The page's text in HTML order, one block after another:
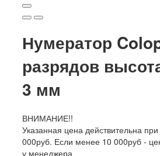
Нумератор
разрядов
3 мм
ВНИМАНИЕ!!
Указанная цена действительна
000руб. Если менее 10 000руб -
у менеджера